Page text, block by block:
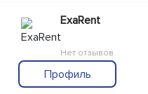
ExaRent
Нет отзывов
Профиль